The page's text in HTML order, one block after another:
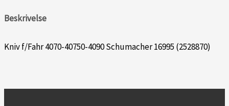
Beskrivelse
Kniv f/Fahr 4070-40750-4090 Schumacher 16995 (2528870)